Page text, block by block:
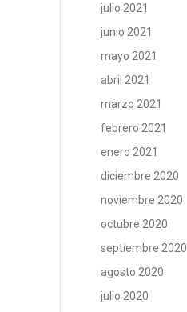
julio 2021
junio 2021
mayo 2021
abril 2021
marzo 2021
febrero 2021
enero 2021
diciembre 2020
noviembre 2020
octubre 2020
septiembre 2020
agosto 2020
julio 2020